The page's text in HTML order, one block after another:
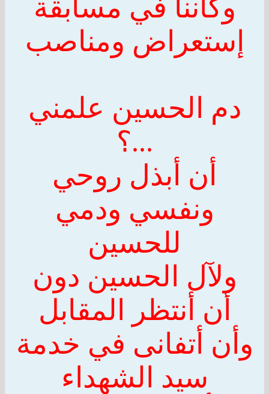
وكأننا في مسابقة
إستعراض ومناصب
دم الحسين علمني
...؟
أن أبذل روحي
ونفسي ودمي
للحسين
ولآل
الحسين دون
أن أنتظر المقابل
وأن أتفانى في خدمة
سيد الشهداء